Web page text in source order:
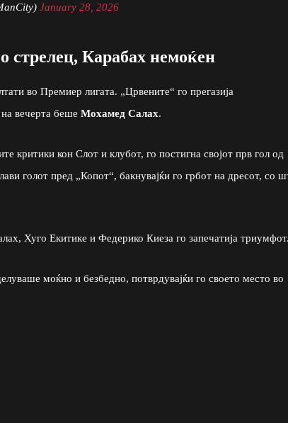
January 28, 2026
стрелец, Карабах немоќен
во Премиер лигата. „Црвените“ го прегазија
вечерта беше Мохамед Салах.
критики кон Слот и клубот, го постигна својот прв гол од
голот пред „Копот“, бакнувајќи го грбот на дресот, со
Хуго Екитике и Федерико Киеза го запечатија
моќно и безбедно, потврдувајќи го своето место во